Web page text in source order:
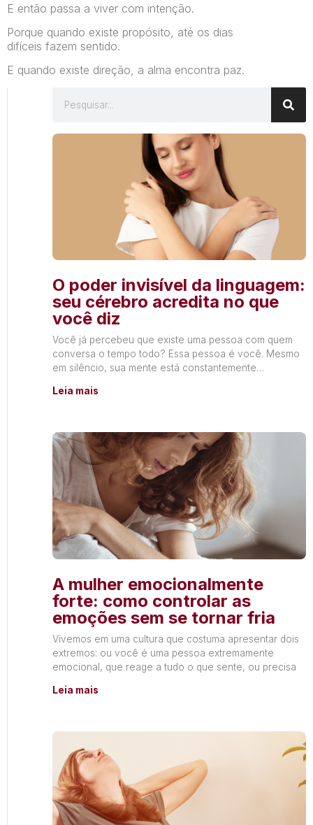
E então passa a viver com intenção.
Porque quando existe propósito, até os dias
difíceis fazem sentido.
E quando existe direção, a alma encontra paz.
O poder invisível da linguagem:
seu cérebro acredita no que
você diz
Você já percebeu que existe uma pessoa com quem
conversa o tempo todo? Essa pessoa é você. Mesmo
em silêncio, sua mente está constantemente
Leia mais
A mulher emocionalmente
forte: como controlar as
emoções sem se tornar fria
Vivemos em uma cultura que costuma apresentar dois
extremos: ou você é uma pessoa extremamente
emocional, que reage a tudo o que sente, ou precisa
Leia mais